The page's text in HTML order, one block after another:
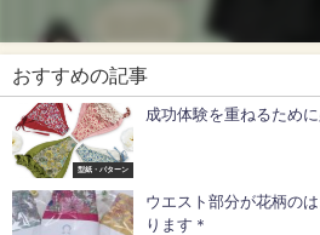
おすすめの記事
型紙・パターン
成功体験を重ねるため
ウエスト部分が花柄の
ります＊